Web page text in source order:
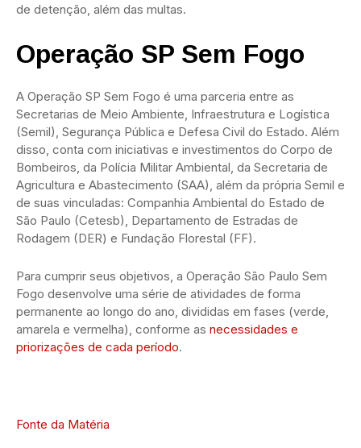
de detenção, além das multas.
Operação SP Sem Fogo
A Operação SP Sem Fogo é uma parceria entre as
Secretarias de Meio Ambiente, Infraestrutura e Logística
(Semil), Segurança Pública e Defesa Civil do Estado. Além
disso, conta com iniciativas e investimentos do Corpo de
Bombeiros, da Polícia Militar Ambiental, da Secretaria de
Agricultura e Abastecimento (SAA), além da própria Semil e
de suas vinculadas: Companhia Ambiental do Estado de
São Paulo (Cetesb), Departamento de Estradas de
Rodagem (DER) e Fundação Florestal (FF).
Para cumprir seus objetivos, a Operação São Paulo Sem
Fogo desenvolve uma série de atividades de forma
permanente ao longo do ano, divididas em fases (verde,
amarela e vermelha), conforme as necessidades e
priorizações de cada período.
Fonte da Matéria